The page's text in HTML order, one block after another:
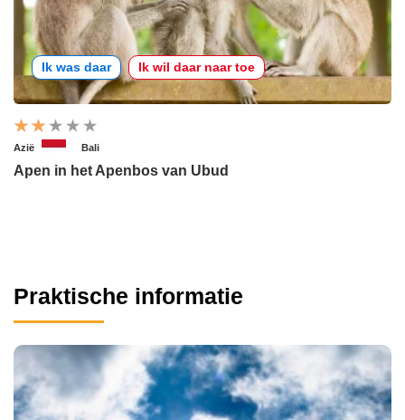
Ik was daar Ik wil daar naar toe
Azië Bali
Apen in het Apenbos van Ubud
Praktische informatie